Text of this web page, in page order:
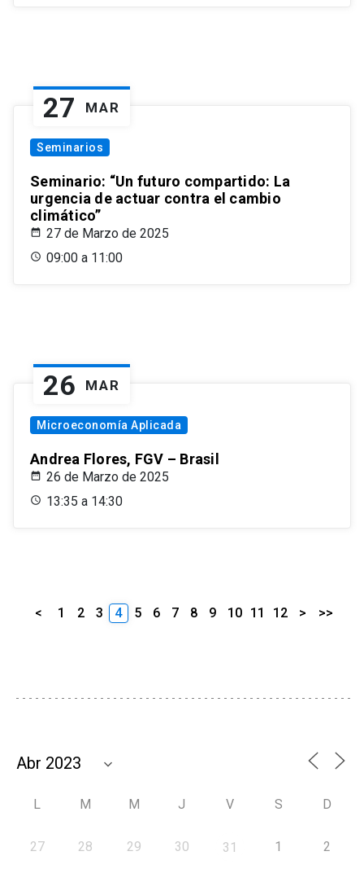
27 MAR
Seminarios
Seminario: “Un futuro compartido: La
urgencia de actuar contra el cambio
climático”
27 de Marzo de 2025
09:00 a 11:00
26 MAR
Microeconomía Aplicada
Andrea Flores, FGV – Brasil
26 de Marzo de 2025
13:35 a 14:30
< 1 2 3 4 5 6 7 8 9 10 11 12 > >>
L M M J V S D
27 28 29 30 31 1 2